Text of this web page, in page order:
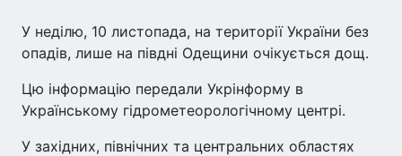
У неділю, 10 листопада, на території України без
опадів, лише на півдні Одещини очікується дощ.
Цю інформацію передали Укрінформу в
Українському гідрометеорологічному центрі.
У західних, північних та центральних областях